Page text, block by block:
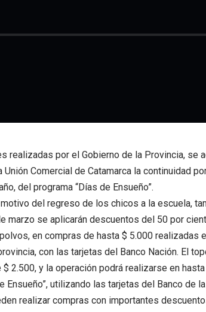
realizadas por el Gobierno de la Provincia, se
Unión Comercial de Catamarca la continuidad
del programa “Días de Ensueño”.
del regreso de los chicos a la escuela,
marzo se aplicarán descuentos del 50 por
en compras de hasta $ 5.000 realizadas
con las tarjetas del Banco Nación. El
2.500, y la operación podrá realizarse en
Ensueño”, utilizando las tarjetas del Banco de
realizar compras con importantes